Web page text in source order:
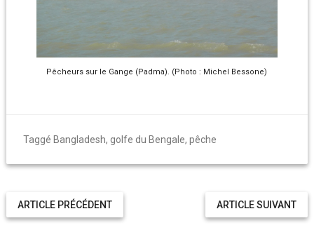
Pêcheurs sur le Gange (Padma). (Photo : Michel Bessone)
Taggé Bangladesh, golfe du Bengale, pêche
ARTICLE SUIVANT
ARTICLE PRÉCÉDENT